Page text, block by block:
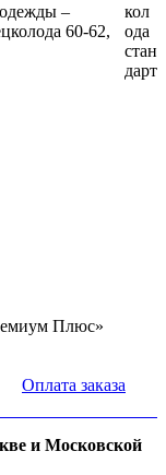
–
60-62,
кол
ода
стан
дарт
Плюс»
Оплата заказа
и Московской